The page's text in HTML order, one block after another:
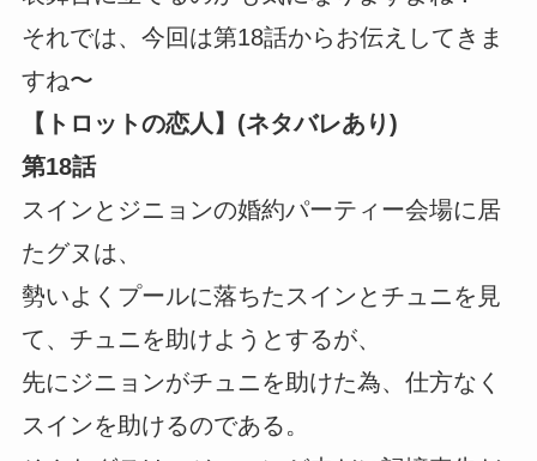
それでは、今回は第18話からお伝えしてきま
すね〜
【トロットの恋人】(ネタバレあり)
第18話
スインとジニョンの婚約パーティー会場に居
たグヌは、
勢いよくプールに落ちたスインとチュニを見
て、チュニを助けようとするが、
先にジニョンがチュニを助けた為、仕方なく
スインを助けるのである。